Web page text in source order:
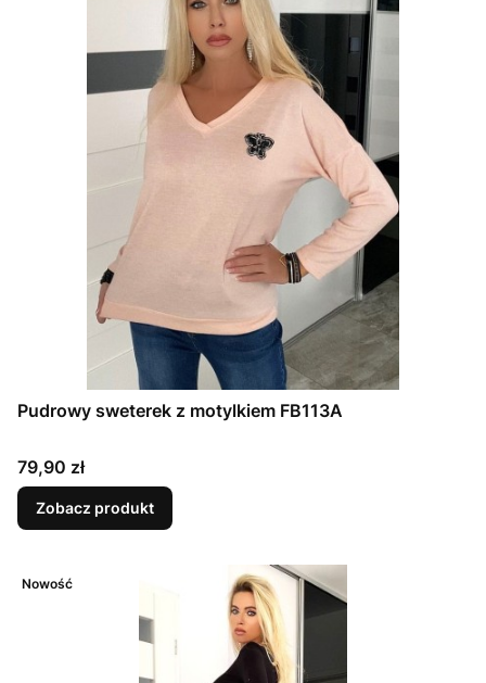
Pudrowy sweterek z motylkiem FB113A
Cena
79,90 zł
Zobacz produkt
Nowość